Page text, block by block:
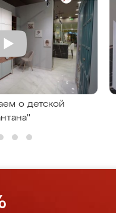
о детской